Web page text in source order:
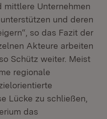
Unternehmen
und deren
so das Fazit der
Akteure arbeiten
Schütz weiter. Meist
regionale
Lücke zu schließen,
das